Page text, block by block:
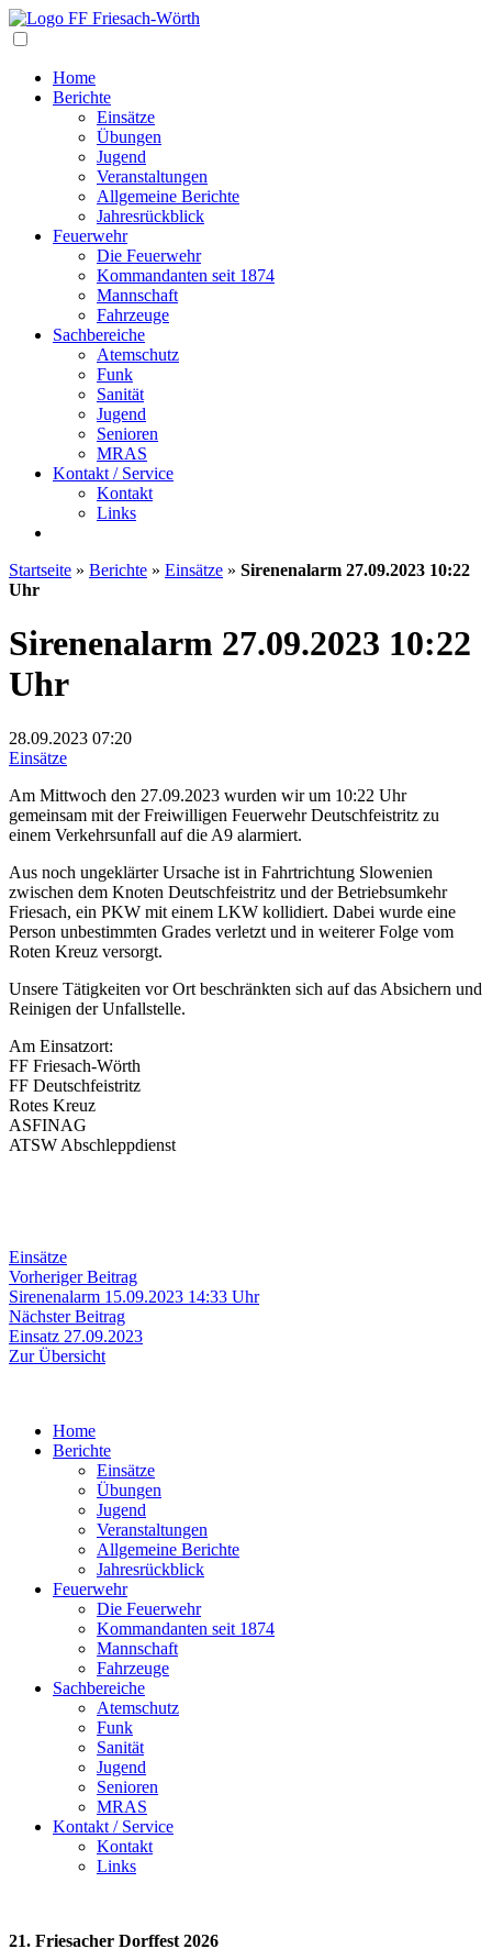
Home
Berichte
Einsätze
Übungen
Jugend
Veranstaltungen
Allgemeine Berichte
Jahresrückblick
Feuerwehr
Die Feuerwehr
Kommandanten seit 1874
Mannschaft
Fahrzeuge
Sachbereiche
Atemschutz
Funk
Sanität
Jugend
Senioren
MRAS
Kontakt / Service
Kontakt
Links
Startseite » Berichte » Einsätze » Sirenenalarm 27.09.2023 10:22
Uhr
Sirenenalarm 27.09.2023 10:22
Uhr
28.09.2023 07:20
Einsätze
Am Mittwoch den 27.09.2023 wurden wir um 10:22 Uhr
gemeinsam mit der Freiwilligen Feuerwehr Deutschfeistritz zu
einem Verkehrsunfall auf die A9 alarmiert.
Aus noch ungeklärter Ursache ist in Fahrtrichtung Slowenien
zwischen dem Knoten Deutschfeistritz und der Betriebsumkehr
Friesach, ein PKW mit einem LKW kollidiert. Dabei wurde eine
Person unbestimmten Grades verletzt und in weiterer Folge vom
Roten Kreuz versorgt.
Unsere Tätigkeiten vor Ort beschränkten sich auf das Absichern und
Reinigen der Unfallstelle.
Am Einsatzort:
FF Friesach-Wörth
FF Deutschfeistritz
Rotes Kreuz
ASFINAG
ATSW Abschleppdienst
Einsätze
Beitragsnavigation
Vorheriger BeitragVorheriger
Beitrag:
Sirenenalarm 15.09.2023 14:33 Uhr
Nächster BeitragNächster
Beitrag:
Einsatz 27.09.2023
Zur Übersicht
Home
Berichte
Einsätze
Übungen
Jugend
Veranstaltungen
Allgemeine Berichte
Jahresrückblick
Feuerwehr
Die Feuerwehr
Kommandanten seit 1874
Mannschaft
Fahrzeuge
Sachbereiche
Atemschutz
Funk
Sanität
Jugend
Senioren
MRAS
Kontakt / Service
Kontakt
Links
21. Friesacher Dorffest 2026